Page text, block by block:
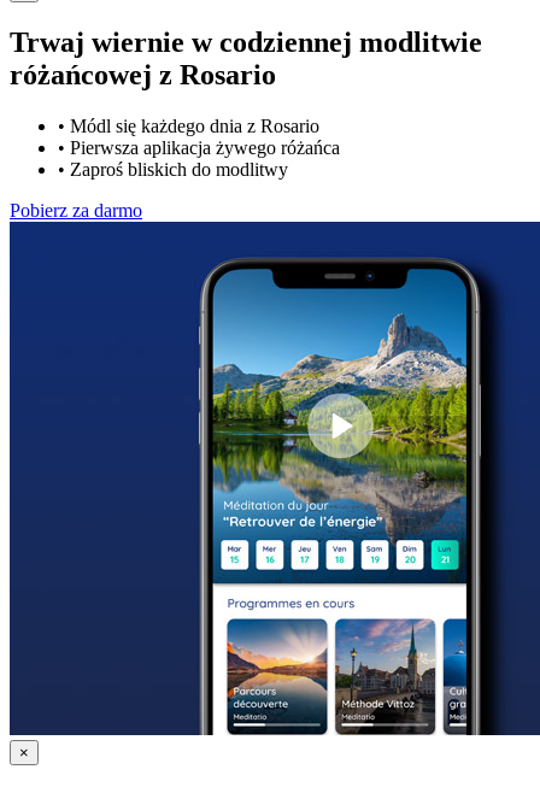
Trwaj wiernie w codziennej modlitwie
różańcowej z Rosario
• Módl się każdego dnia z Rosario
• Pierwsza aplikacja żywego różańca
• Zaproś bliskich do modlitwy
Pobierz za darmo
×